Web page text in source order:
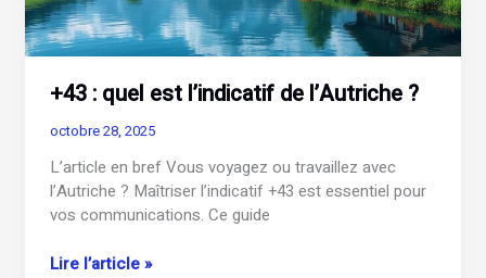
+43 : quel est l’indicatif de l’Autriche ?
octobre 28, 2025
L’article en bref Vous voyagez ou travaillez avec
l’Autriche ? Maîtriser l’indicatif +43 est essentiel pour
vos communications. Ce guide
+43
Lire l’article »